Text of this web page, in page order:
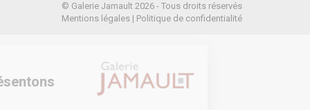
vous présentons
© Galerie Jamault 2026 - Tous droits réservés
Mentions légales| Politique de confidentialité